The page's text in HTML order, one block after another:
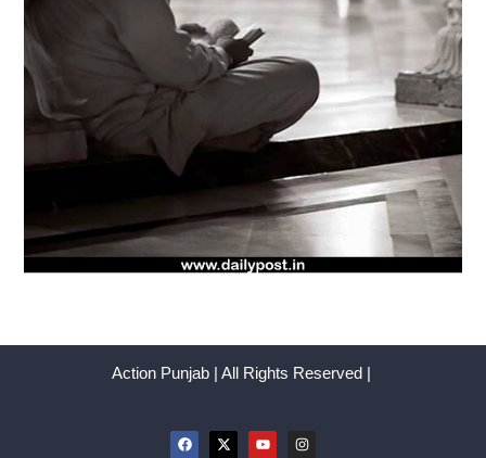
Action Punjab | All Rights Reserved |
F
a
X
-
Y
o
I
n